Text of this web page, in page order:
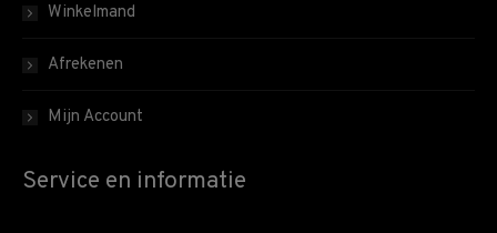
Winkelmand
Afrekenen
Mijn Account
Service en informatie